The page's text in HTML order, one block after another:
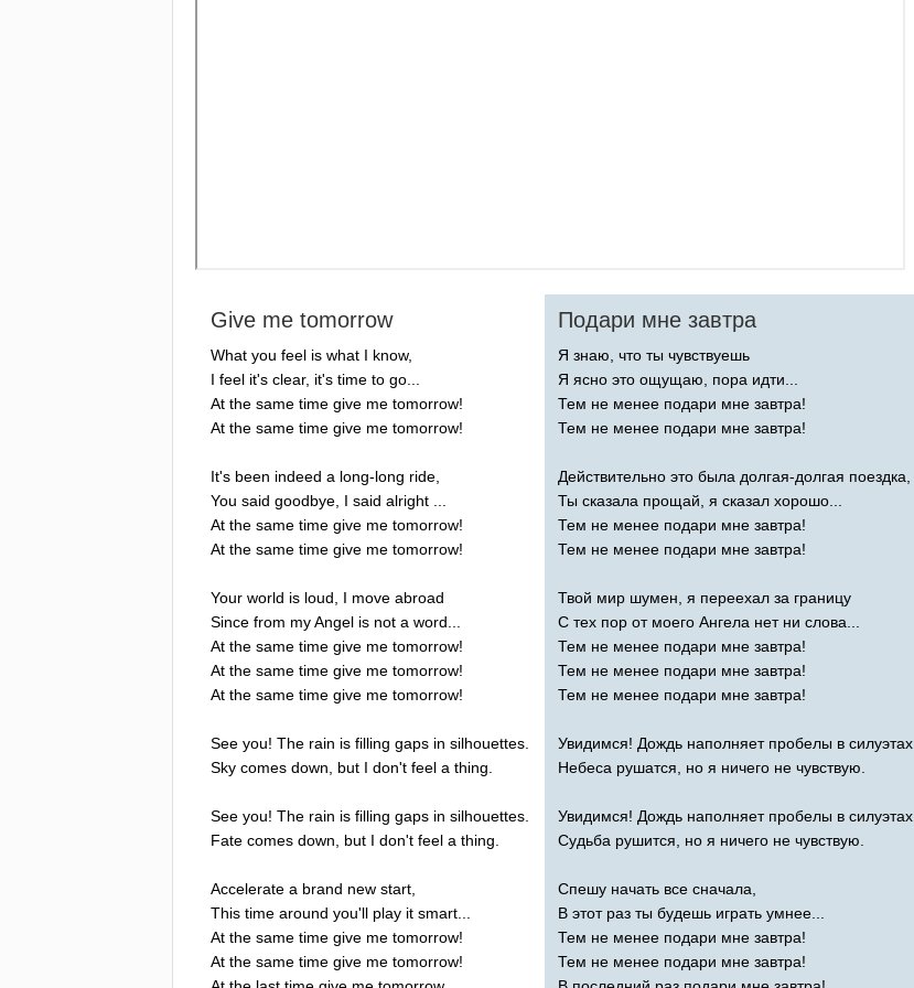
Give me tomorrow
What you feel is what I know,
I feel it's clear, it's time to go
At the same time give me tomorrow!
At the same time give me tomorrow!
It's been indeed a long-long ride
You said goodbye I said alright
At the same time give me tomorrow!
At the same time give me tomorrow!
Your world is loud I move abroad
Since from myAngel is not a word
At the same time give me tomorrow!
At the same time give me tomorrow!
At the same time give me tomorrow!
See you! The rain is filling gaps in silhouettes
Sky comes down but I don't feel a thing
See you! The rain is filling gaps in silhouettes
Fate comes down but I don't feel a thing
Accelerate a brand new start
This time around you'll play it smart
At the same time give me tomorrow!
At the same time give me tomorrow!
Подари мне завтра
Я знаю, что ты чувствуешь
Я ясно это ощущаю, пора идти...
Тем не менее подари мне завтра!
Тем не менее подари мне завтра!
Действительно это была долгая-долгая поездка,
Ты сказала прощай, я сказал хорошо...
Тем не менее подари мне завтра!
Тем не менее подари мне завтра!
Твой мир шумен, я переехал за границу
С тех пор от моего Ангела нет ни слова...
Тем не менее подари мне завтра!
Тем не менее подари мне завтра!
Тем не менее подари мне завтра!
Увидимся! Дождь наполняет пробелы в силуэтах.
Небеса рушатся, но я ничего не чувствую.
Увидимся! Дождь наполняет пробелы в силуэтах.
Судьба рушится, но я ничего не чувствую.
Спешу начать все сначала,
В этот раз ты будешь играть умнее...
Тем не менее подари мне завтра!
Тем не менее подари мне завтра!